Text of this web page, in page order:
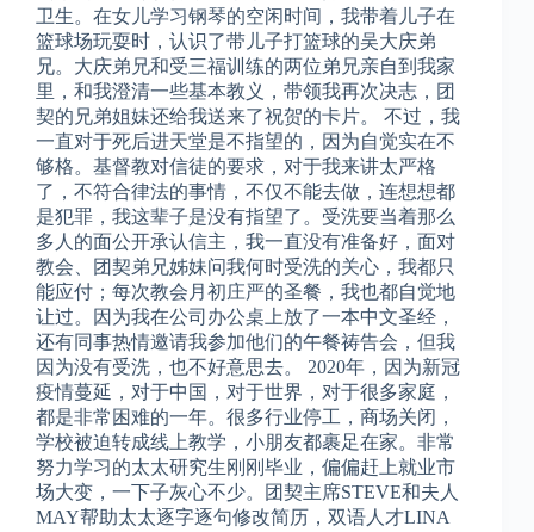
卫生。在女儿学习钢琴的空闲时间，我带着儿子在
篮球场玩耍时，认识了带儿子打篮球的吴大庆弟
兄。大庆弟兄和受三福训练的两位弟兄亲自到我家
里，和我澄清一些基本教义，带领我再次决志，团
契的兄弟姐妹还给我送来了祝贺的卡片。 不过，我
一直对于死后进天堂是不指望的，因为自觉实在不
够格。基督教对信徒的要求，对于我来讲太严格
了，不符合律法的事情，不仅不能去做，连想想都
是犯罪，我这辈子是没有指望了。受洗要当着那么
多人的面公开承认信主，我一直没有准备好，面对
教会、团契弟兄姊妹问我何时受洗的关心，我都只
能应付；每次教会月初庄严的圣餐，我也都自觉地
让过。因为我在公司办公桌上放了一本中文圣经，
还有同事热情邀请我参加他们的午餐祷告会，但我
因为没有受洗，也不好意思去。 2020年，因为新冠
疫情蔓延，对于中国，对于世界，对于很多家庭，
都是非常困难的一年。很多行业停工，商场关闭，
学校被迫转成线上教学，小朋友都裹足在家。非常
努力学习的太太研究生刚刚毕业，偏偏赶上就业市
场大变，一下子灰心不少。团契主席STEVE和夫人
MAY帮助太太逐字逐句修改简历，双语人才LINA